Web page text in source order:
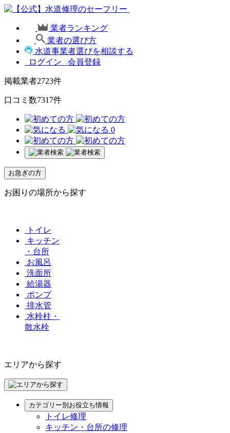
業者ランキング
業者の選び方
水道事業者選びを相談する
ログイン
会員登録
掲載業者2723件
口コミ数7317件
0
お急ぎの方
お困りの場所から探す
トイレ
キッチン
・台所
お風呂
洗面所
給湯器
ポンプ
排水管
水栓柱・
散水栓
エリアから探す
カテゴリー別お役立ち情報
トイレ修理
キッチン・台所の修理